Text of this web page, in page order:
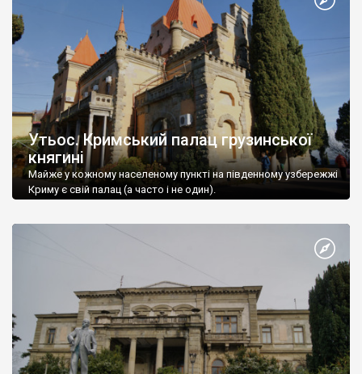
Утьос. Кримський палац грузинської
княгині
Майже у кожному населеному пункті на південному узбережжі
Криму є свій палац (а часто і не один).